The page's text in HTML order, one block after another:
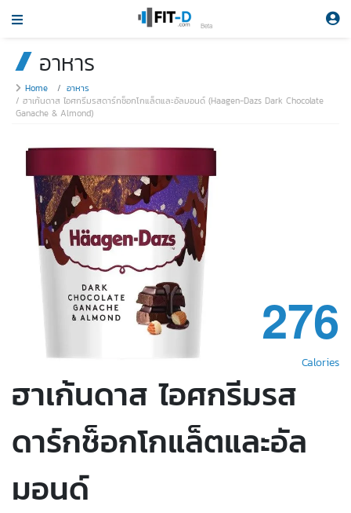
Beta
อาหาร
Home
อาหาร
ฮาเก้นดาส ไอศกรีมรสดาร์กช็อกโกแล็ตและอัลมอนด์ (Haagen-Dazs Dark Chocolate
Ganache & Almond)
276
Calories
ฮาเก้นดาส ไอศกรีมรส
ดาร์กช็อกโกแล็ตและอัล
มอนด์